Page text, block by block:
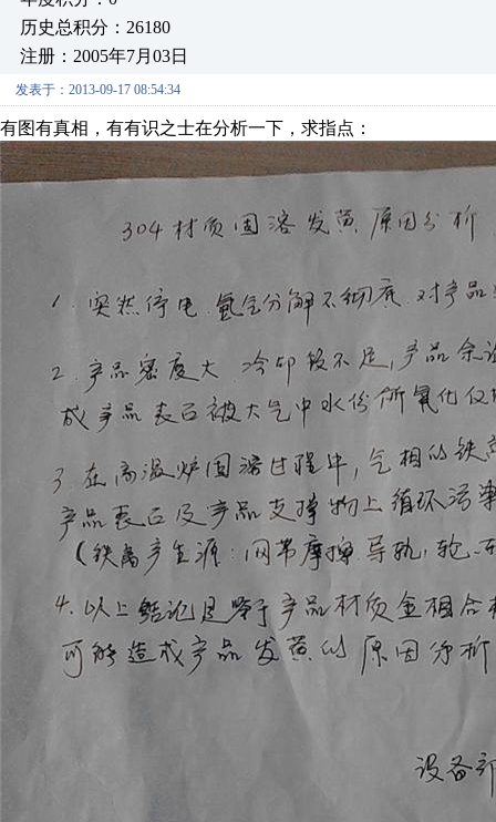
历史总积分：26180
注册：2005年7月03日
发表于：2013-09-17 08:54:34
有图有真相，有有识之士在分析一下，求指点：